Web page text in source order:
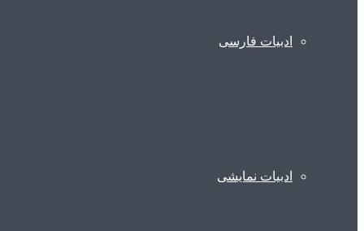
ادبیات فارسی
ادبیات نمایشی